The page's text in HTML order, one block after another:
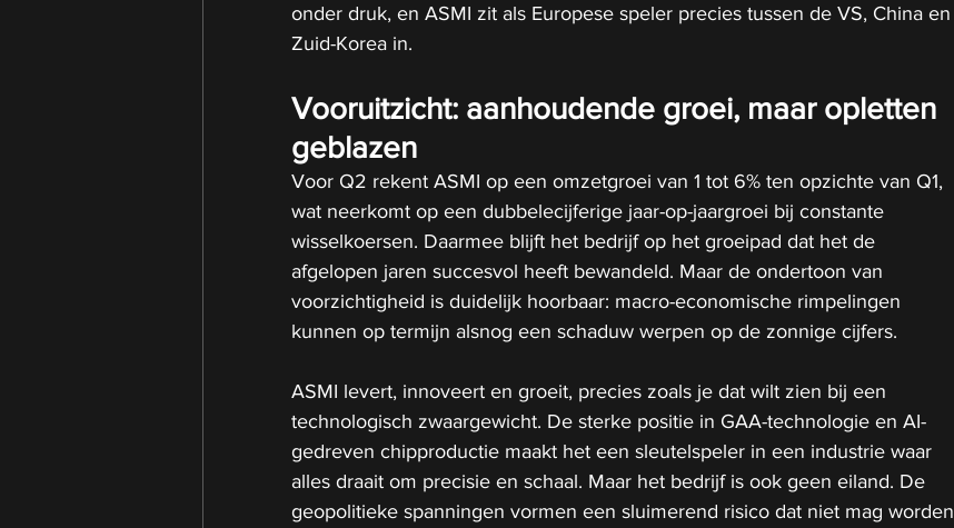
onder druk, en ASMI zit als Europese speler precies tussen de VS, China en
Zuid-Korea in.
Vooruitzicht: aanhoudende groei, maar opletten
geblazen
Voor Q2 rekent ASMI op een omzetgroei van 1 tot 6% ten opzichte van Q1,
wat neerkomt op een dubbelecijferige jaar-op-jaargroei bij constante
wisselkoersen. Daarmee blijft het bedrijf op het groeipad dat het de
afgelopen jaren succesvol heeft bewandeld. Maar de ondertoon van
voorzichtigheid is duidelijk hoorbaar: macro-economische rimpelingen
kunnen op termijn alsnog een schaduw werpen op de zonnige cijfers.
ASMI levert, innoveert en groeit, precies zoals je dat wilt zien bij een
technologisch zwaargewicht. De sterke positie in GAA-technologie en AI-
gedreven chipproductie maakt het een sleutelspeler in een industrie waar
alles draait om precisie en schaal. Maar het bedrijf is ook geen eiland. De
geopolitieke spanningen vormen een sluimerend risico dat niet mag worden